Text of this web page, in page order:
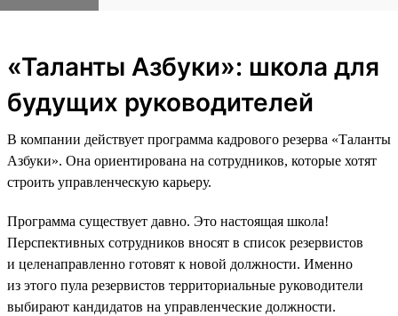
«Таланты Азбуки»: школа для
будущих руководителей
В компании действует программа кадрового резерва «Таланты
Азбуки». Она ориентирована на сотрудников, которые хотят
строить управленческую карьеру.
Программа существует давно. Это настоящая школа!
Перспективных сотрудников вносят в список резервистов
и целенаправленно готовят к новой должности. Именно
из этого пула резервистов территориальные руководители
выбирают кандидатов на управленческие должности.